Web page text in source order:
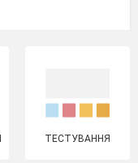
ТЕСТУВАННЯ